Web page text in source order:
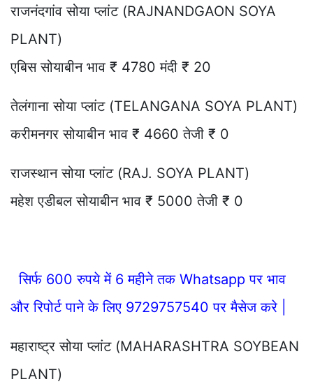
राजनंदगांव सोया प्लांट (RAJNANDGAON SOYA
PLANT)
एबिस सोयाबीन भाव ₹ 4780 मंदी ₹ 20
तेलंगाना सोया प्लांट (TELANGANA SOYA PLANT)
करीमनगर सोयाबीन भाव ₹ 4660 तेजी ₹ 0
राजस्थान सोया प्लांट (RAJ. SOYA PLANT)
महेश एडीबल सोयाबीन भाव ₹ 5000 तेजी ₹ 0
सिर्फ 600 रुपये में 6 महीने तक Whatsapp पर भाव
और रिपोर्ट पाने के लिए 9729757540 पर मैसेज करे |
महाराष्ट्र सोया प्लांट (MAHARASHTRA SOYBEAN
PLANT)